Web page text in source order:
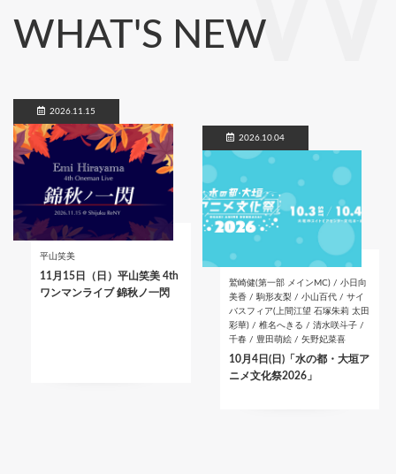
WHAT'S NEW
2026.11.15
平山笑美
11月15日（日）平山笑美 4th
ワンマンライブ 錦秋ノ一閃
2026.10.04
鷲崎健(第一部 メインMC) / 小日向
美香 / 駒形友梨 / 小山百代 / サイ
バスフィア(上間江望 石塚朱莉 太田
彩華) / 椎名へきる / 清水咲斗子 /
千春 / 豊田萌絵 / 矢野妃菜喜
10月4日(日)「水の都・大垣ア
ニメ文化祭2026」